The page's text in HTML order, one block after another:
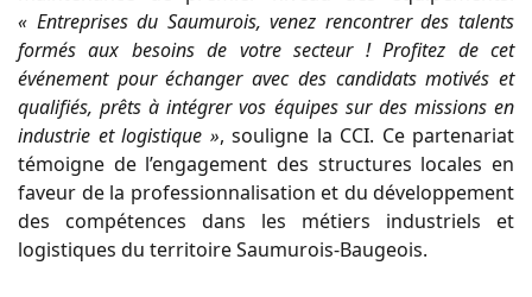
« Entreprises du Saumurois, venez rencontrer des talents
formés aux besoins de votre secteur ! Profitez de cet
événement pour échanger avec des candidats motivés et
qualifiés, prêts à intégrer vos équipes sur des missions en
industrie et logistique », souligne la CCI. Ce partenariat
témoigne de l’engagement des structures locales en
faveur de la professionnalisation et du développement
des compétences dans les métiers industriels et
logistiques du territoire Saumurois-Baugeois.